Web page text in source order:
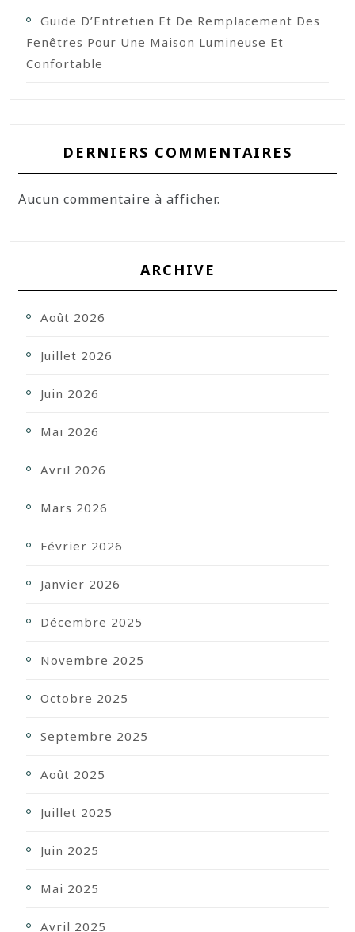
Guide D’Entretien Et De Remplacement Des
Fenêtres Pour Une Maison Lumineuse Et
Confortable
DERNIERS COMMENTAIRES
Aucun commentaire à afficher.
ARCHIVE
Août 2026
Juillet 2026
Juin 2026
Mai 2026
Avril 2026
Mars 2026
Février 2026
Janvier 2026
Décembre 2025
Novembre 2025
Octobre 2025
Septembre 2025
Août 2025
Juillet 2025
Juin 2025
Mai 2025
Avril 2025